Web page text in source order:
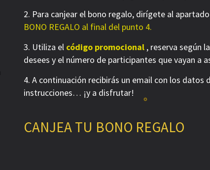
Para canjear el bono regalo, dirígete al apartado
BONO REGALO al final del punto 4.
Utiliza el código promocional , reserva según
desees y el número de participantes que vayan a
A continuación recibirás un email con los datos
instrucciones… ¡y a disfrutar!
CANJEA TU BONO REGALO